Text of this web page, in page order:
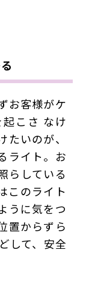
お客様がケ
こさ なけ
いのが、
ライト。お
らしている
このライト
うに気をつ
置からずら
して、安全